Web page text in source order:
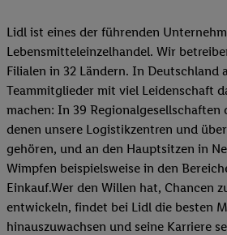
Lidl ist eines der führenden
Lebensmitteleinzelhandel. Wir
Filialen in 32 Ländern. In Deutschland
Teammitglieder mit viel Leidenschaft
machen: In 39
denen unsere Logistikzentren und
gehören, und an den Hauptsitzen in
Wimpfen beispielsweise in den
Einkauf.Wer den Willen hat, Chancen
entwickeln, findet bei Lidl die besten
hinauszuwachsen und seine Karriere